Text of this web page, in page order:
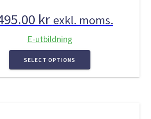
kr exkl. moms.
E-utbildning
SELECT OPTIONS